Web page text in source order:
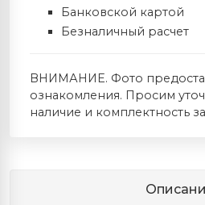
Банковской картой
Безналичный расчет
ВНИМАНИЕ. Фото
ознакомления. Просим
наличие и комплектность